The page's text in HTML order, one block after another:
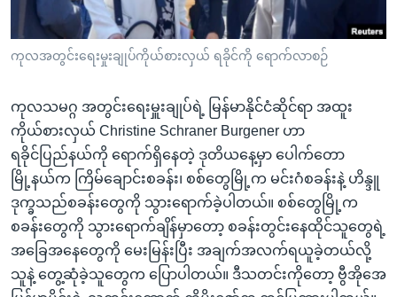
ကြည့်
ရှာဖွေ
ရန်
နေရာ
သို့
ကျော်
ရန်
ဗွီအိုအေ လူမှုကွန်ယက်များ
ဘာသာစကားများ
ကုလအတွင်းရေးမှုးချုပ်ကိုယ်စားလှယ် ရခိုင်ကို ရောက်လာစဉ်
ကုလသမဂ္ဂ အတွင်းရေးမှူးချုပ်ရဲ့ မြန်မာနိုင်ငံဆိုင်ရာ အထူး
ကိုယ်စားလှယ် Christine Schraner Burgener ဟာ
ရခိုင်ပြည်နယ်ကို ရောက်ရှိနေတဲ့ ဒုတိယနေ့မှာ ပေါက်တော
မြို့နယ်က ကြိမ်ချောင်းစခန်း၊ စစ်တွေမြို့က မင်းဂံစခန်းနဲ့ ဟိန္ဒူ
ဒုက္ခသည်စခန်းတွေကို သွားရောက်ခဲ့ပါတယ်။ စစ်တွေမြို့က
စခန်းတွေကို သွားရောက်ချိန်မှာတော့ စခန်းတွင်းနေထိုင်သူတွေရဲ့
အခြေအနေတွေကို မေးမြန်းပြီး အချက်အလက်ရယူခဲ့တယ်လို့
သူနဲ့ တွေ့ဆုံခဲ့သူတွေက ပြောပါတယ်။ ဒီသတင်းကိုတော့ ဗွီအိုအေ